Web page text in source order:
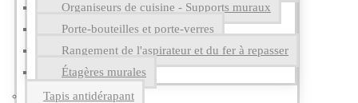
Organiseurs de cuisine - Supports muraux
Porte-bouteilles et porte-verres
Rangement de l'aspirateur et du fer à repasser
Étagères murales
Tapis antidérapant